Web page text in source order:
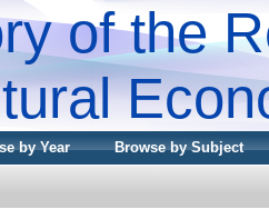
of the
by Year Browse by Subject